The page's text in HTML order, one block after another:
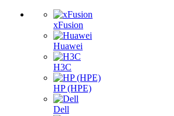
xFusion
Huawei
H3C
HP (HPE)
Dell